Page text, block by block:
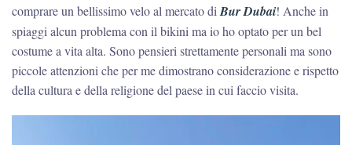
comprare un bellissimo velo al mercato di Bur Dubai! Anche in
spiaggi alcun problema con il bikini ma io ho optato per un bel
costume a vita alta. Sono pensieri strettamente personali ma sono
piccole attenzioni che per me dimostrano considerazione e rispetto
della cultura e della religione del paese in cui faccio visita.